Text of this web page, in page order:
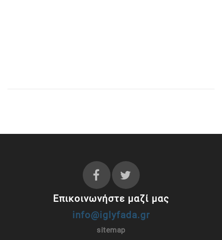
Επικοινωνήστε μαζί μας
info@iglyfada.gr
sitemap